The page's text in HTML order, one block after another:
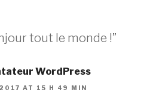
tout le monde !”
WordPress
AT 15 H 49 MIN